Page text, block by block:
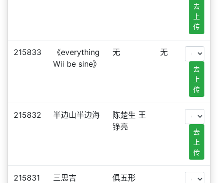
去
上
传
215833
《everything
Wii be sine》
无 无
去
上
传
215832 半边山半边海
陈楚生 王
铮亮
去
上
传
215831 三思吉 俱五形